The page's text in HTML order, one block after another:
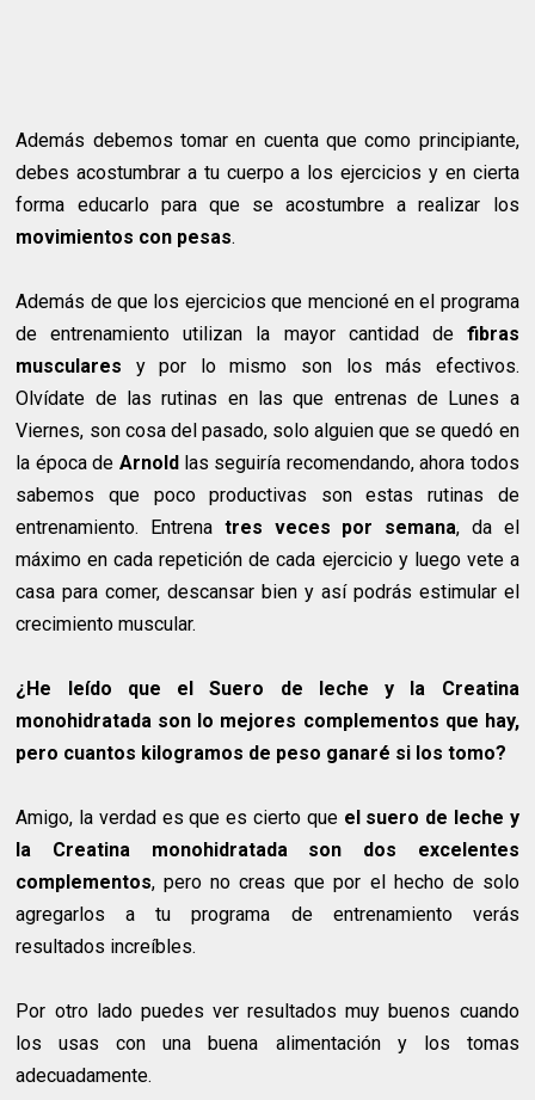
Además debemos tomar en cuenta que como principiante,
debes acostumbrar a tu cuerpo a los ejercicios y en cierta
forma educarlo para que se acostumbre a realizar los
movimientos con pesas.
Además de que los ejercicios que mencioné en el programa
de entrenamiento utilizan la mayor cantidad de fibras
musculares y por lo mismo son los más efectivos.
Olvídate de las rutinas en las que entrenas de Lunes a
Viernes, son cosa del pasado, solo alguien que se quedó en
la época de Arnoldlas seguiría recomendando, ahora todos
sabemos que poco productivas son estas rutinas de
entrenamiento. Entrena tres veces por semana, da el
máximo en cada repetición de cada ejercicio y luego vete a
casa para comer, descansar bien y así podrás estimular el
crecimiento muscular.
¿He leído que el Suero de leche y la Creatina
monohidratada son lo mejores complementos que hay,
pero cuantos kilogramos de peso ganaré si los tomo?
Amigo, la verdad es que es cierto que el suero de leche y
la Creatina monohidratada son dos excelentes
complementos, pero no creas que por el hecho de solo
agregarlos a tu programa de entrenamiento verás
resultados increíbles.
Por otro lado puedes ver resultados muy buenos cuando
los usas con una buena alimentación y los tomas
adecuadamente.